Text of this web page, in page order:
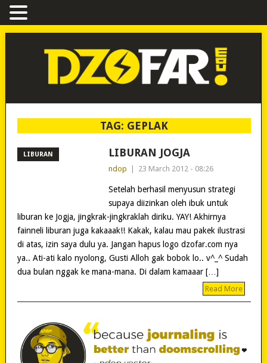
TAG: GEPLAK
LIBURAN LIBURAN JOGJA
ndop 23 March 2012 - 08:26
Setelah berhasil menyusun strategi
supaya diizinkan oleh ibuk untuk
liburan ke Jogja, jingkrak-jingkraklah diriku. YAY! Akhirnya
fainneli liburan juga kakaaak!! Kakak, kalau mau pakek ilustrasi
di atas, izin saya dulu ya. Jangan hapus logo dzofar.com nya
ya.. Ati-ati kalo nyolong, Gusti Alloh gak bobok lo.. v^_^ Sudah
dua bulan nggak ke mana-mana. Di dalam kamaaar […]
Read More